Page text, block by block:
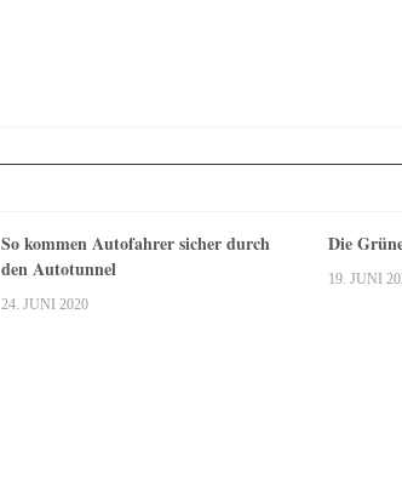
So kommen Autofahrer sicher durch
den Autotunnel
24. JUNI 2020
Die
19. JUNI